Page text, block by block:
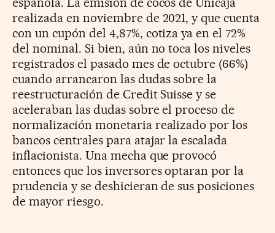
realizada en noviembre de 2021, y que cuenta
con un cupón del 4,87%, cotiza ya en el 72%
del nominal. Si bien, aún no toca los niveles
registrados el pasado mes de octubre (66%)
cuando arrancaron las dudas sobre la
reestructuración de Credit Suisse y se
aceleraban las dudas sobre el proceso de
normalización monetaria realizado por los
bancos centrales para atajar la escalada
inflacionista. Una mecha que provocó
entonces que los inversores optaran por la
prudencia y se deshicieran de sus posiciones
de mayor riesgo.